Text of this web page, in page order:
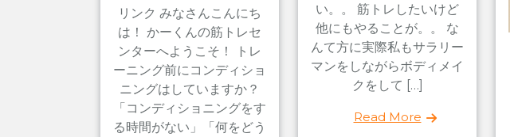
リンク みなさんこんにち
は！ かーくんの筋トレセ
ンターへようこそ！ トレ
ーニング前にコンディショ
ニングはしていますか？
「コンディショニングをす
る時間がない」「何をどう
い。。 筋トレしたいけど
他にもやることが。。 な
んて方に実際私もサラリー
マンをしながらボディメイ
クをして […]
Read More